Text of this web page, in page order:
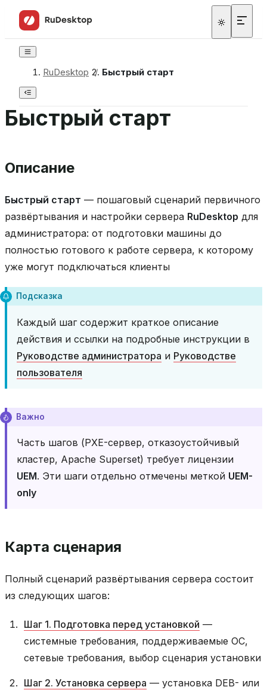
RuDesktop / Быстрый старт
Быстрый старт
Описание
Быстрый старт — пошаговый сценарий первичного
развёртывания и настройки сервера RuDesktop для
администратора: от подготовки машины до
полностью готового к работе сервера, к которому
уже могут подключаться клиенты
Подсказка
Каждый шаг содержит краткое описание
действия и ссылки на подробные инструкции в
Руководстве администратора и Руководстве
пользователя
Важно
Часть шагов (PXE-сервер, отказоустойчивый
кластер, Apache Superset) требует лицензии
UEM. Эти шаги отдельно отмечены меткой UEM-
only
Карта сценария
Полный сценарий развёртывания сервера состоит
из следующих шагов:
Шаг 1. Подготовка перед установкой —
системные требования, поддерживаемые ОС,
сетевые требования, выбор сценария установки
Шаг 2. Установка сервера — установка DEB- или